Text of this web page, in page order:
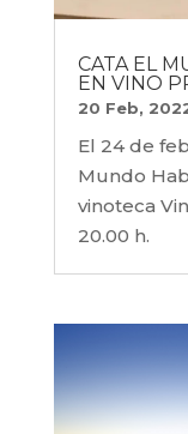
CATA EL
EN VINO
20 Feb,
El 24 de
Mundo
vinoteca
20.00 h.